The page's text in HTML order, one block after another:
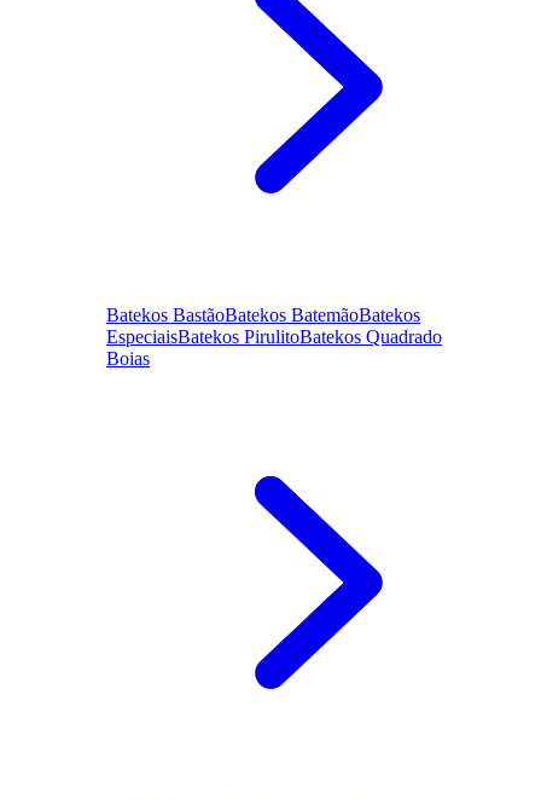
Batekos BastãoBatekos BatemãoBatekos
EspeciaisBatekos PirulitoBatekos Quadrado
Boias